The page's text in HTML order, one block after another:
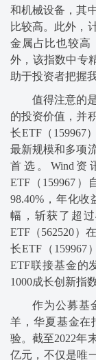
和机械设备，其
比较高。此外，
金属占比也较高
外，该指数中专
助于投资者把握
值得注意的
的投资价值，并
长ETF（159967
最新规模和多项
首选。Wind资
ETF（159967）
98.40%，年化收
幅，斩获了超
ETF（562520）
长ETF（159967
ETF联接基金的
1000成长创新指
作为公募基
羊，华夏基金在
验。截至2022年
亿元，不仅是唯